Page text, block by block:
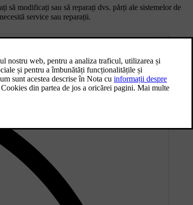
să modificați sau să reparați dvs. părți ale sistemelor de
service sau reparații.